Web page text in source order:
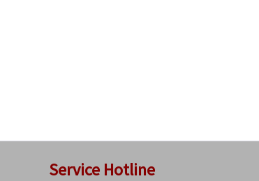
Service Hotline